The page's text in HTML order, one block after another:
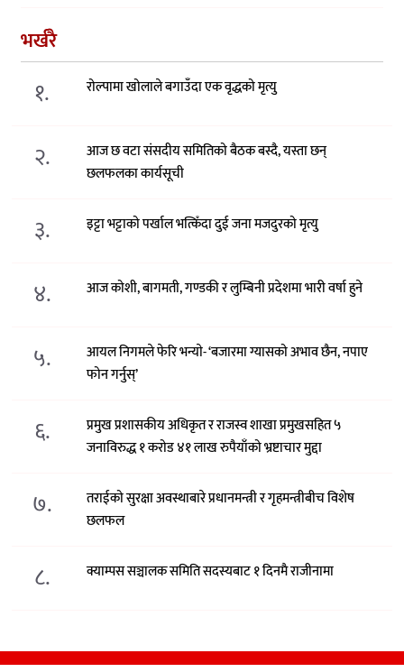
भर्खरै
१. रोल्पामा खोलाले बगाउँदा एक वृद्धको मृत्यु
२.
आज छ वटा संसदीय समितिको बैठक बस्दै, यस्ता छन्
छलफलका कार्यसूची
३. इट्टा भट्टाको पर्खाल भत्किँदा दुई जना मजदुरको मृत्यु
४. आज कोशी, बागमती, गण्डकी र लुम्बिनी प्रदेशमा भारी वर्षा हुने
५.
आयल निगमले फेरि भन्याे- ‘बजारमा ग्यासको अभाव छैन, नपाए
फोन गर्नुस्’
६.
प्रमुख प्रशासकीय अधिकृत र राजस्व शाखा प्रमुखसहित ५
जनाविरुद्ध १ करोड ४१ लाख रुपैयाँको भ्रष्टाचार मुद्दा
७.
तराईको सुरक्षा अवस्थाबारे प्रधानमन्त्री र गृहमन्त्रीबीच विशेष
छलफल
८. क्याम्पस सञ्चालक समिति सदस्यबाट १ दिनमै राजीनामा